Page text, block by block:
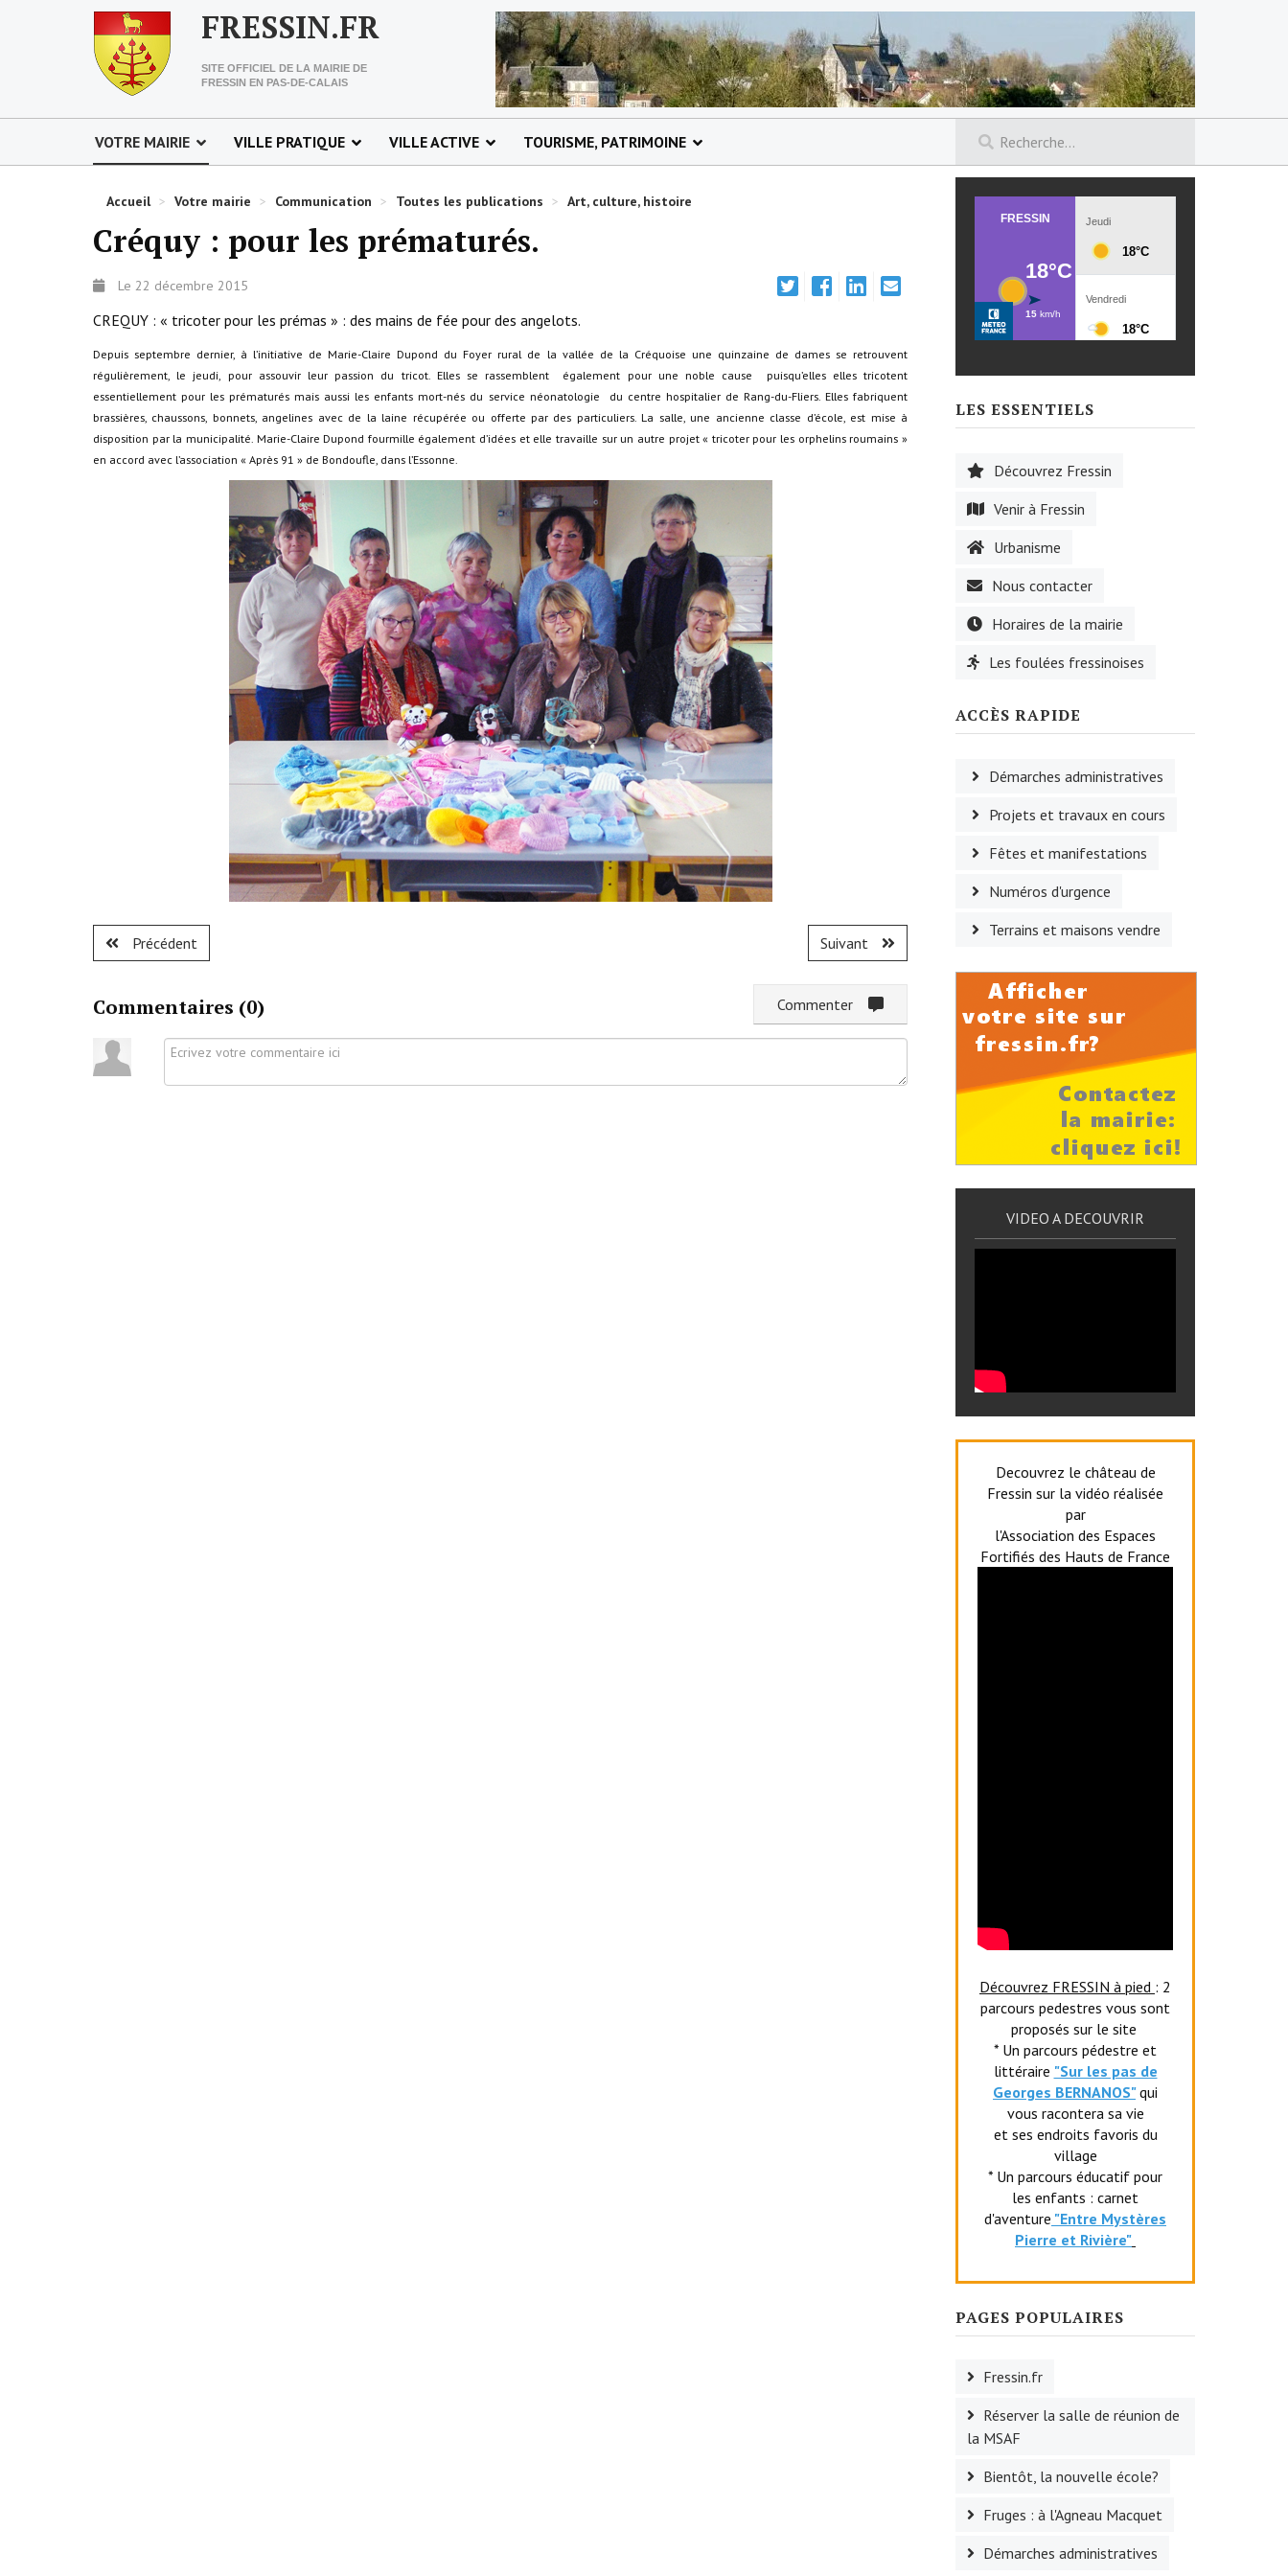
FRESSIN.FR
SITE OFFICIEL DE LA MAIRIE DE
FRESSIN EN PAS-DE-CALAIS
VOTRE MAIRIE VILLE PRATIQUE VILLE ACTIVE TOURISME, PATRIMOINE
Accueil > Votre mairie > Communication > Toutes les publications > Art, culture, histoire
Créquy : pour les prématurés.
Le 22 décembre 2015
CREQUY : « tricoter pour les prémas » : des mains de fée pour des angelots.
Depuis septembre dernier, à l’initiative de Marie-Claire Dupond du Foyer rural de la vallée de la Créquoise une quinzaine de dames se retrouvent
régulièrement, le jeudi, pour assouvir leur passion du tricot. Elles se rassemblent également pour une noble cause puisqu’elles elles tricotent
essentiellement pour les prématurés mais aussi les enfants mort-nés du service néonatologie du centre hospitalier de Rang-du-Fliers. Elles fabriquent
brassières, chaussons, bonnets, angelines avec de la laine récupérée ou offerte par des particuliers. La salle, une ancienne classe d’école, est mise à
disposition par la municipalité. Marie-Claire Dupond fourmille également d’idées et elle travaille sur un autre projet « tricoter pour les orphelins roumains »
en accord avec l’association « Après 91 » de Bondoufle, dans l’Essonne.
Précédent Suivant
Commentaires (0)
LES ESSENTIELS
Découvrez Fressin
Venir à Fressin
Urbanisme
Nous contacter
Horaires de la mairie
Les foulées fressinoises
ACCÈS RAPIDE
Démarches administratives
Projets et travaux en cours
Fêtes et manifestations
Numéros d'urgence
Terrains et maisons vendre
VIDEO A DECOUVRIR
Decouvrez le château de
Fressin sur la vidéo réalisée
par
l'Association des Espaces
Fortifiés des Hauts de France
Découvrez FRESSIN à pied : 2
parcours pedestres vous sont
proposés sur le site
* Un parcours pédestre et
littéraire "Sur les pas de
Georges BERNANOS" qui
vous racontera sa vie
et ses endroits favoris du
village
* Un parcours éducatif pour
les enfants : carnet
d'aventure "Entre Mystères
Pierre et Rivière"
PAGES POPULAIRES
Fressin.fr
Réserver la salle de réunion de
la MSAF
Bientôt, la nouvelle école?
Fruges : à l'Agneau Macquet
Démarches administratives